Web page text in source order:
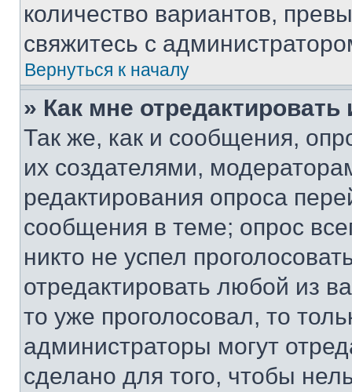
количество вариантов,
свяжитесь с
Вернуться к началу
» Как мне
Так же, как и сообщения,
их создателями,
редактирования опроса
сообщения в теме; опрос
никто не успел
отредактировать любой из
то уже проголосовал, то
администраторы могут
сделано для того, чтобы